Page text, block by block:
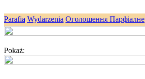
Parafia Wydarzenia Оголошення Парфіалне
Pokaż: